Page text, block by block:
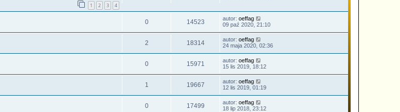
1 2 3 4
0 14523 autor: oeffag
09 paź 2020, 21:10
2 18314 autor: oeffag
24 maja 2020, 02:36
0 15971 autor: oeffag
15 lis 2019, 18:12
1 19667 autor: oeffag
12 lis 2019, 01:19
0 17499 autor: oeffag
18 lip 2018, 23:12